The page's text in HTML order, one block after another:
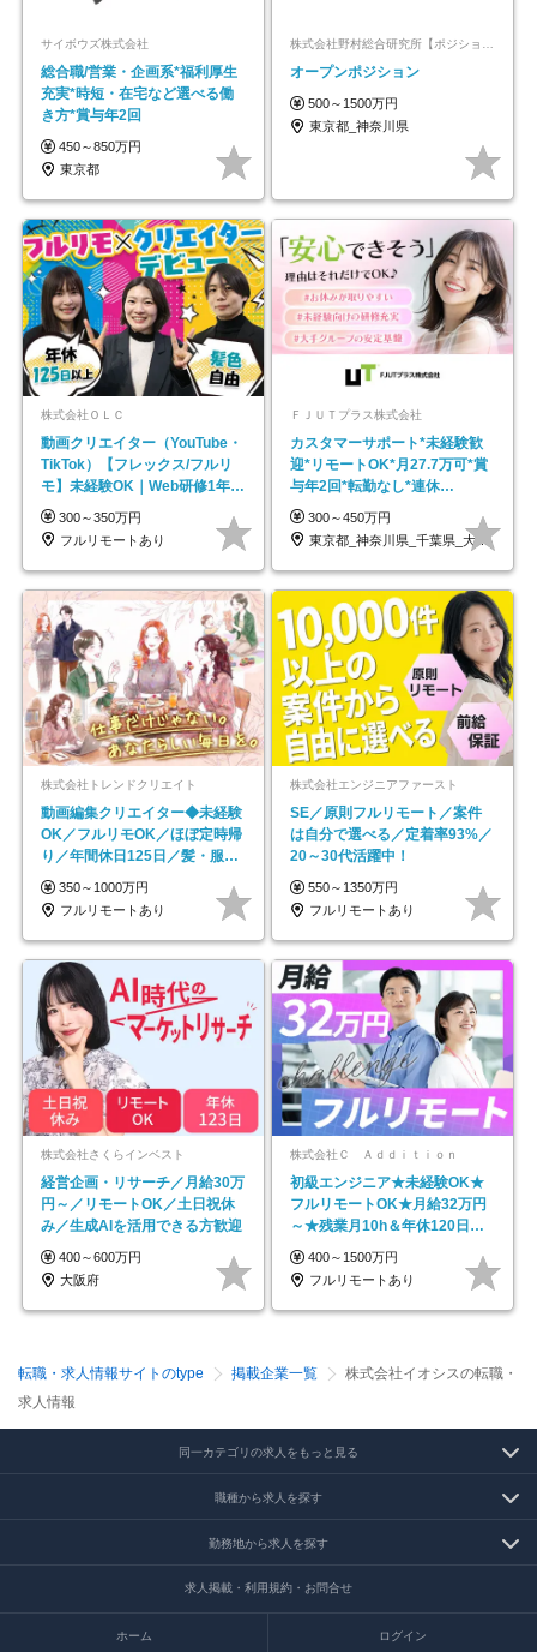
サイボウズ株式会社
総合職/営業・企画系*福利厚生
充実*時短・在宅など選べる働
き方*賞与年2回
450～850万円
東京都
オープンポジション
500～1500万円
東京都_神奈川県
株式会社ＯＬＣ
動画クリエイター（YouTube・
TikTok）【フレックス/フルリ
モ】未経験OK｜Web研修1年間
｜副業OK
300～350万円
フルリモートあり
ＦＪＵＴプラス株式会社
カスタマーサポート*未経験歓
迎*リモートOK*月27.7万可*賞
与年2回*転勤なし*連休
OK/ZE010232
300～450万円
東京都_神奈川県_千葉県_大阪府_愛知県…
株式会社トレンドクリエイト
動画編集クリエイター◆未経験
OK／フルリモOK／ほぼ定時帰
り／年間休日125日／髪・服・
ネイル自由／副業OK
350～1000万円
フルリモートあり
株式会社エンジニアファースト
SE／原則フルリモート／案件
は自分で選べる／定着率93%／
20～30代活躍中！
550～1350万円
フルリモートあり
株式会社さくらインベスト
経営企画・リサーチ／月給30万
円～／リモートOK／土日祝休
み／生成AIを活用できる方歓迎
400～600万円
大阪府
株式会社Ｃ Ａｄｄｉｔｉｏｎ
初級エンジニア★未経験OK★
フルリモートOK★月給32万円
～★残業月10h＆年休120日以
上★副業可
400～1500万円
フルリモートあり
転職・求人情報サイトのtype 掲載企業一覧
株式会社イオシスの転職・
求人情報
同一カテゴリの求人をもっと見る
職種から求人を探す
勤務地から求人を探す
求人掲載・利用規約・お問合せ
ホーム ログイン